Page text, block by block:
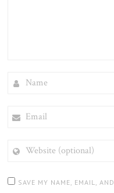
(OPTIONAL)
SAVE MY NAME, EMAIL,